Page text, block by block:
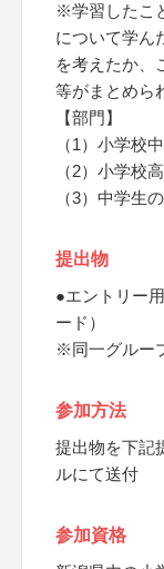
※学習したこ
について学ん
を考えたか、
等がまとめら
【部門】
（1）小学校
（2）小学校
（3）中学生
提出物
●エントリー
ード）
※同一グルー
参加方法
提出物を下記
ルにて送付
参加資格